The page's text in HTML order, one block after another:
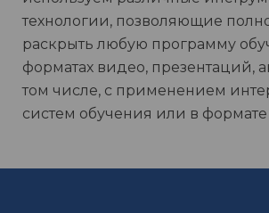
технологии, позволяющие
раскрыть любую программу
форматах видео, презентаций,
том числе, с применением
систем обучения или в